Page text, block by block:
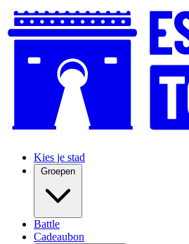
Kies je stad
Groepen
Battle
Cadeaubon